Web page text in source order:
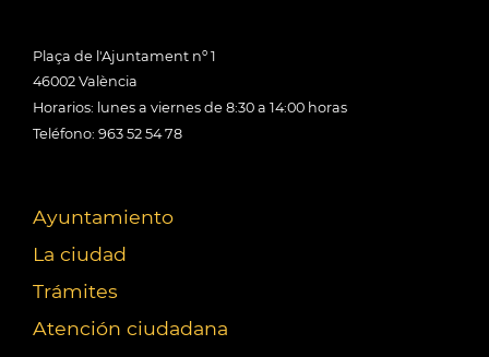
Plaça de l'Ajuntament nº 1
46002 València
Horarios: lunes a viernes de 8:30 a 14:00 horas
Teléfono: 963 52 54 78
Ayuntamiento
La ciudad
Trámites
Atención ciudadana